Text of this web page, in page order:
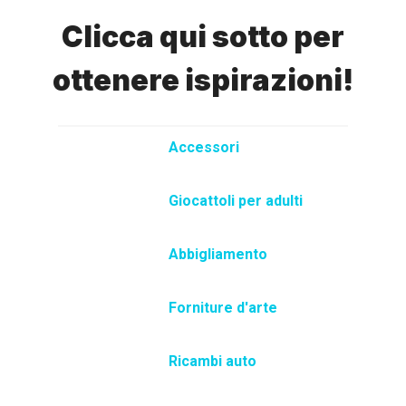
Clicca qui sotto per
ottenere ispirazioni!
Accessori
Giocattoli per adulti
Abbigliamento
Forniture d'arte
Ricambi auto